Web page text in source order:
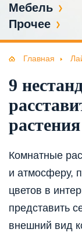
Мебель
Прочее
Главная
9
растения
Комнатные
и атмосферу,
цветов в
представить
внешний вид